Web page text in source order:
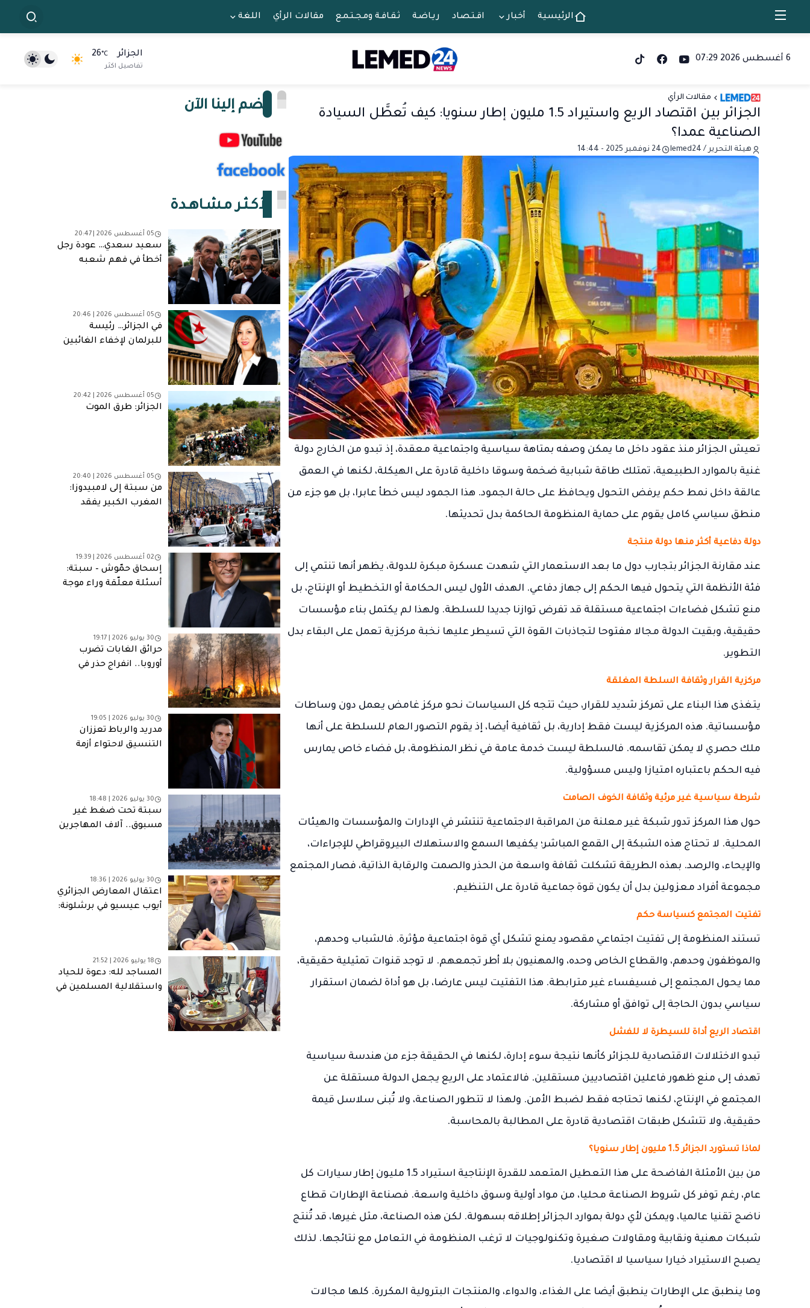
الرئيسية أخبار اقـتـصـاد ريـاضـة ثـقـافـة ومـجـتـمـع مقالات الرأي اللغة
6 أغسطس 2026 07:29 الجزائر 26 °C
تفاصيل اكثر
مقالات الرأي
الجزائر بين اقتصاد الريع واستيراد 1.5 مليون إطار سنويا: كيف تُعطَّل السيادة
الصناعية عمدا؟
هيئة التحرير / lemed24 24 نوفمبر 2025 - 14:44
تعيش الجزائر منذ عقود داخل ما يمكن وصفه بمتاهة سياسية واجتماعية معقدة، إذ تبدو من الخارج دولة
غنية بالموارد الطبيعية، تمتلك طاقة شبابية ضخمة وسوقا داخلية قادرة على الهيكلة، لكنها في العمق
عالقة داخل نمط حكم يرفض التحول ويحافظ على حالة الجمود. هذا الجمود ليس خطأ عابرا، بل هو جزء من
منطق سياسي كامل يقوم على حماية المنظومة الحاكمة بدل تحديثها.
دولة دفاعية أكثر منها دولة منتجة
عند مقارنة الجزائر بتجارب دول ما بعد الاستعمار التي شهدت عسكرة مبكرة للدولة، يظهر أنها تنتمي إلى
فئة الأنظمة التي يتحول فيها الحكم إلى جهاز دفاعي. الهدف الأول ليس الحكامة أو التخطيط أو الإنتاج، بل
منع تشكل فضاءات اجتماعية مستقلة قد تفرض توازنا جديدا للسلطة. ولهذا لم يكتمل بناء مؤسسات
حقيقية، وبقيت الدولة مجالا مفتوحا لتجاذبات القوة التي تسيطر عليها نخبة مركزية تعمل على البقاء بدل
التطوير.
مركزية القرار وثقافة السلطة المغلقة
يتغذى هذا البناء على تمركز شديد للقرار، حيث تتجه كل السياسات نحو مركز غامض يعمل دون وساطات
مؤسساتية. هذه المركزية ليست فقط إدارية، بل ثقافية أيضا، إذ يقوم التصور العام للسلطة على أنها
ملك حصري لا يمكن تقاسمه. فالسلطة ليست خدمة عامة في نظر المنظومة، بل فضاء خاص يمارس
فيه الحكم باعتباره امتيازا وليس مسؤولية.
شرطة سياسية غير مرئية وثقافة الخوف الصامت
حول هذا المركز تدور شبكة غير معلنة من المراقبة الاجتماعية تنتشر في الإدارات والمؤسسات والهيئات
المحلية. لا تحتاج هذه الشبكة إلى القمع المباشر؛ يكفيها السمع والاستهلاك البيروقراطي للإجراءات،
والإيحاء، والرصد. بهذه الطريقة تشكلت ثقافة واسعة من الحذر والصمت والرقابة الذاتية، فصار المجتمع
مجموعة أفراد معزولين بدل أن يكون قوة جماعية قادرة على التنظيم.
تفتيت المجتمع كسياسة حكم
تستند المنظومة إلى تفتيت اجتماعي مقصود يمنع تشكل أي قوة اجتماعية مؤثرة. فالشباب وحدهم،
والموظفون وحدهم، والقطاع الخاص وحده، والمهنيون بلا أطر تجمعهم. لا توجد قنوات تمثيلية حقيقية،
مما يحول المجتمع إلى فسيفساء غير مترابطة. هذا التفتيت ليس عارضا، بل هو أداة لضمان استقرار
سياسي بدون الحاجة إلى توافق أو مشاركة.
اقتصاد الريع أداة للسيطرة لا للفشل
تبدو الاختلالات الاقتصادية للجزائر كأنها نتيجة سوء إدارة، لكنها في الحقيقة جزء من هندسة سياسية
تهدف إلى منع ظهور فاعلين اقتصاديين مستقلين. فالاعتماد على الريع يجعل الدولة مستقلة عن
المجتمع في الإنتاج، لكنها تحتاجه فقط لضبط الأمن. ولهذا لا تتطور الصناعة، ولا تُبنى سلاسل قيمة
حقيقية، ولا تتشكل طبقات اقتصادية قادرة على المطالبة بالمحاسبة.
لماذا تستورد الجزائر 1.5 مليون إطار سنويا؟
من بين الأمثلة الفاضحة على هذا التعطيل المتعمد للقدرة الإنتاجية استيراد 1.5 مليون إطار سيارات كل
عام، رغم توفر كل شروط الصناعة محليا، من مواد أولية وسوق داخلية واسعة. فصناعة الإطارات قطاع
ناضج تقنيا عالميا، ويمكن لأي دولة بموارد الجزائر إطلاقه بسهولة. لكن هذه الصناعة، مثل غيرها، قد تُنتج
شبكات مهنية ونقابية ومقاولات صغيرة وتكنولوجيات لا ترغب المنظومة في التعامل مع نتائجها. لذلك
يصبح الاستيراد خيارا سياسيا لا اقتصاديا.
وما ينطبق على الإطارات ينطبق أيضا على الغذاء، والدواء، والمنتجات البترولية المكررة. كلها مجالات
انضم إلينا الآن
الأكـثـر مـشـاهـدة
05 أغسطس 2026 | 20:47
سعيد سعدي… عودة رجل
أخطأ في فهم شعبه
05 أغسطس 2026 | 20:46
في الجزائر… رئيسة
للبرلمان لإخفاء الغائبين
05 أغسطس 2026 | 20:42
الجزائر: طرق الموت
05 أغسطس 2026 | 20:40
من سبتة إلى لامبيدوزا:
المغرب الكبير يفقد
02 أغسطس 2026 | 19:39
إسحاق حمّوش – سبتة:
أسئلة معلّقة وراء موجة
30 يوليو 2026 | 19:17
حرائق الغابات تضرب
أوروبا.. انفراج حذر في
30 يوليو 2026 | 19:05
مدريد والرباط تعززان
التنسيق لاحتواء أزمة
30 يوليو 2026 | 18:48
سبتة تحت ضغط غير
مسبوق.. آلاف المهاجرين
“طوارئ إنسانية”
30 يوليو 2026 | 18:36
اعتقال المعارض الجزائري
أيوب عيسيو في برشلونة:
18 يوليو 2026 | 21:52
المساجد لله: دعوة للحياد
واستقلالية المسلمين في